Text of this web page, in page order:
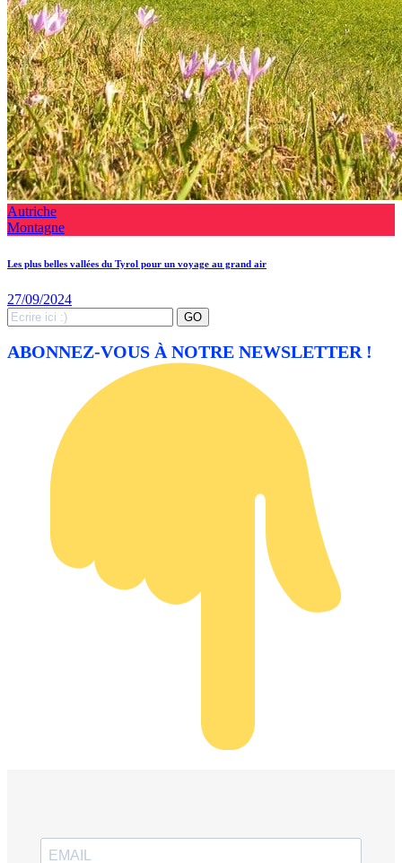
Autriche
Montagne
Les plus belles vallées du Tyrol pour un voyage au grand air
27/09/2024
Search
for:
GO
ABONNEZ-VOUS À NOTRE NEWSLETTER !